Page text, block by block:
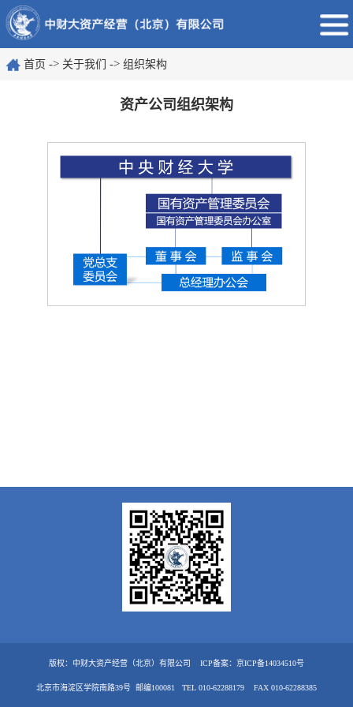
首页 -> 关于我们 -> 组织架构
资产公司组织架构
版权：中财大资产经营（北京）有限公司 ICP备案：京ICP备14034510号
北京市海淀区学院南路39号 邮编100081 TEL 010-62288179 FAX 010-62288385